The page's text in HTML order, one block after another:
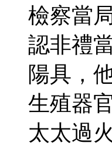
檢察當
認非禮
陽具，
生殖器
太太過